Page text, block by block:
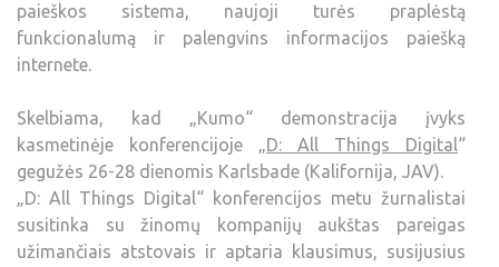
paieškos sistema, naujoji turės praplėstą
funkcionalumą ir palengvins informacijos paiešką
internete.
Skelbiama, kad „Kumo“ demonstracija įvyks
kasmetinėje konferencijoje „D: All Things Digital“
gegužės 26-28 dienomis Karlsbade (Kalifornija, JAV).
„D: All Things Digital“ konferencijos metu žurnalistai
susitinka su žinomų kompanijų aukštas pareigas
užimančiais atstovais ir aptaria klausimus, susijusius